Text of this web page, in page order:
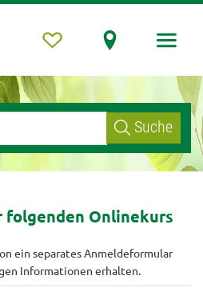
Suche
folgenden Onlinekurs
ein separates Anmeldeformular
Informationen erhalten.